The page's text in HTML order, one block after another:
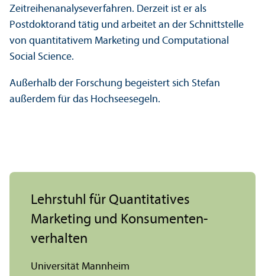
Zeitreihenanalyse­verfahren. Derzeit ist er als
Postdoktorand tätig und arbeitet an der Schnittstelle
von quanti­tativem Marketing und Computational
Social Science.
Außerhalb der Forschung begeistert sich Stefan
außerdem für das Hochseesegeln.
Lehr­stuhl für Quanti­tatives
Marketing und Konsumenten­
verhalten
Universität Mannheim